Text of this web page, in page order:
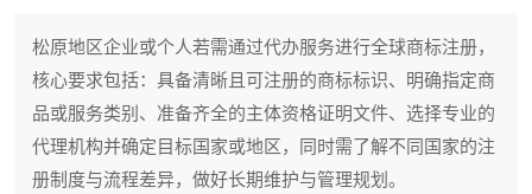
松原地区企业或个人若需通过代办服务进行全球商标注册，
核心要求包括：具备清晰且可注册的商标标识、明确指定商
品或服务类别、准备齐全的主体资格证明文件、选择专业的
代理机构并确定目标国家或地区，同时需了解不同国家的注
册制度与流程差异，做好长期维护与管理规划。